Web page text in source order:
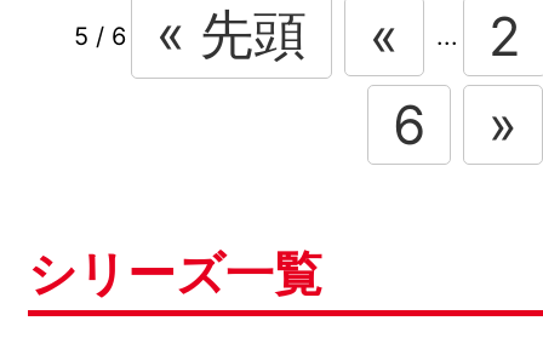
5 / 6 « 先頭 « ...
2
6
»
シリーズ一覧